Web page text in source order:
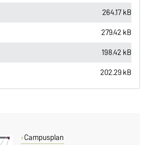
264.17 kB
279.42 kB
198.42 kB
202.29 kB
Campusplan